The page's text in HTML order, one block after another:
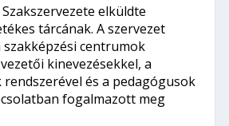
elküldte
tárcának. A szervezet
centrumok
kinevezésekkel, a
rendszerével és a pedagógusok
fogalmazott meg